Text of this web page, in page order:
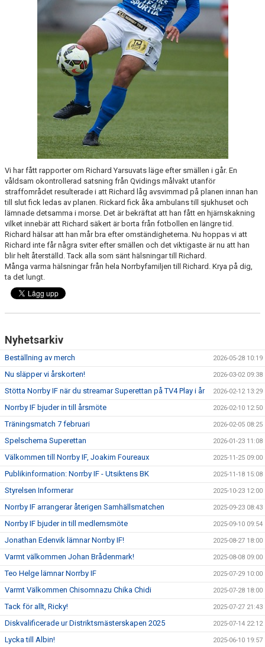
NÄRA NORRBY
VÄRDEGRUND
Vi har fått rapporter om Richard Yarsuvats läge efter smällen i går. En
våldsam okontrollerad satsning från Qvidings målvakt utanför
straffområdet resulterade i att Richard låg avsvimmad på planen innan han
till slut fick ledas av planen. Rickard fick åka ambulans till sjukhuset och
lämnade detsamma i morse. Det är bekräftat att han fått en hjärnskakning
vilket innebär att Richard säkert är borta från fotbollen en längre tid.
Richard hälsar att han mår bra efter omständigheterna. Nu hoppas vi att
Richard inte får några sviter efter smällen och det viktigaste är nu att han
blir helt återställd. Tack alla som sänt hälsningar till Richard.
Många varma hälsningar från hela Norrbyfamiljen till Richard. Krya på dig,
ta det lungt.
Nyhetsarkiv
Beställning av merch 2026-05-28 10:19
Nu släpper vi årskorten! 2026-03-02 09:38
Stötta Norrby IF när du streamar Superettan på TV4 Play i år 2026-02-12 13:29
Norrby IF bjuder in till årsmöte 2026-02-10 12:50
Träningsmatch 7 februari 2026-02-05 08:25
Spelschema Superettan 2026-01-23 11:08
Välkommen till Norrby IF, Joakim Foureaux 2025-11-25 09:00
Publikinformation: Norrby IF - Utsiktens BK 2025-11-18 15:08
Styrelsen Informerar 2025-10-23 12:00
Norrby IF arrangerar återigen Samhällsmatchen 2025-09-23 08:43
Norrby IF bjuder in till medlemsmöte 2025-09-10 09:54
Jonathan Edenvik lämnar Norrby IF! 2025-08-27 18:00
Varmt välkommen Johan Brådenmark! 2025-08-08 09:00
Teo Helge lämnar Norrby IF 2025-07-29 10:00
Varmt Välkommen Chisomnazu Chika Chidi 2025-07-28 18:00
Tack för allt, Ricky! 2025-07-27 21:43
Diskvalificerade ur Distriktsmästerskapen 2025 2025-07-14 22:12
Lycka till Albin! 2025-06-10 19:57